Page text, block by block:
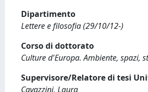
Dipartimento
Lettere e filosofia (29/10/12-)
Corso di dottorato
Culture d'Europa. Ambiente, spazi,
Supervisore/Relatore di tesi
Cavazzini, Laura